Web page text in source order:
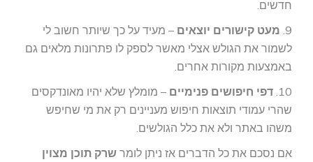
חדשים.
9. מעט קישורים יוצאים – מעיד על כך שיותר חשוב לי
לשמור את הגולש אצלי מאשר לספק לו פתרונות מלאים גם
באמצעות מקורות אחרים.
10. דפי חיפושים פנימיים – מומלץ שלא יהיו מאונדקסים
שהרי עמודי תוצאות חיפוש מעניינים רק את מי שחיפש
משהו באתר ולא את כלל הגולשים.
אם נסכם את כל הדברים אז ניתן לומר שרק תוכן מצוין